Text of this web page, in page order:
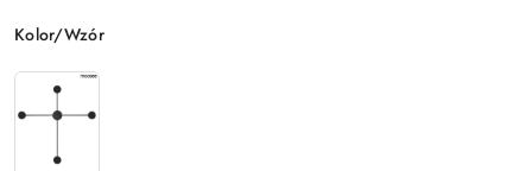
Wariant
Kolor/Wzór